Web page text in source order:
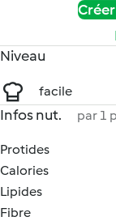
Niveau
facile
Infos nut. par 1
Protides
Calories
Lipides
Fibre